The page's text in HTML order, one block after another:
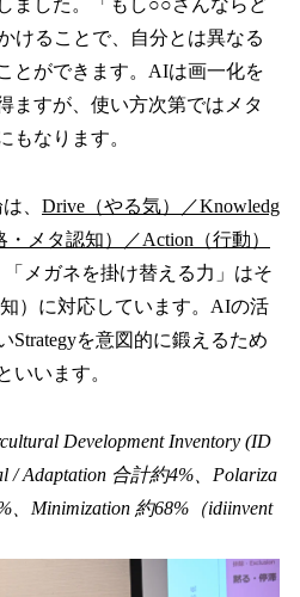
ました。「もし○○さんならど
けることで、自分とは異なる
とができます。AIは画一化を
ますが、使い方次第ではメタ
もなります。
、 Drive（やる気）／Knowledg
・メタ認知）／Action（行動）
メガネを掛け替える力」はそ
）に対応しています。AIの活
Strategyを意図的に鍛えるため
いいます。
Development Inventory (ID
Adaptation 合計約4%、Polariza
、Minimization 約68%（idiinvent